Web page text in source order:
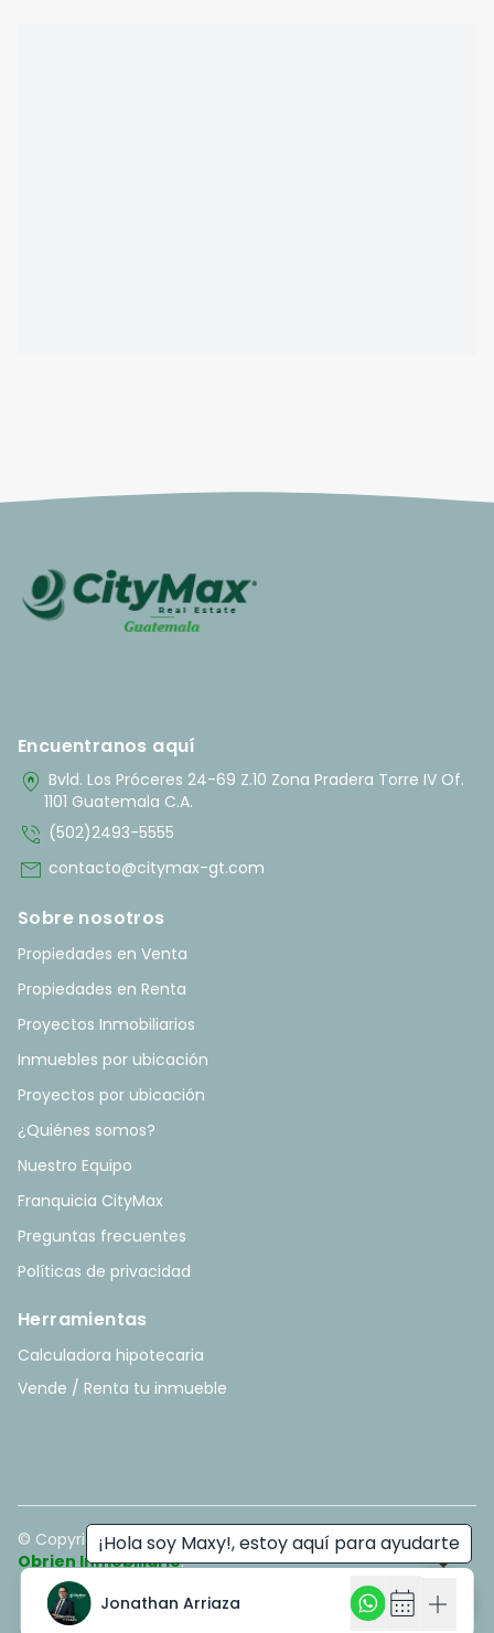
¡Hola soy Maxy!, estoy aquí para ayudarte
Jonathan Arriaza calendar_month add
Encuentranos aquí
home_pin Bvld. Los Próceres 24-69 Z.10 Zona Pradera Torre IV Of.
1101 Guatemala C.A.
phone_in_talk (502)2493-5555
mail contacto@citymax-gt.com
Sobre nosotros
Propiedades en Venta
Propiedades en Renta
Proyectos Inmobiliarios
Inmuebles por ubicación
Proyectos por ubicación
¿Quiénes somos?
Nuestro Equipo
Franquicia CityMax
Preguntas frecuentes
Políticas de privacidad
Herramientas
Calculadora hipotecaria
Vende / Renta tu inmueble
© Copyright2026. All rights reserved. - Hecho con ❤️ por
Obrien Inmobiliario.